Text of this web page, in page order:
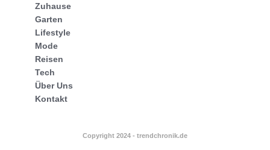
Zuhause
Garten
Lifestyle
Mode
Reisen
Tech
Über Uns
Kontakt
Copyright 2024 - trendchronik.de